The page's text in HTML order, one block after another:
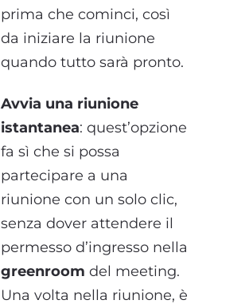
prima che cominci, così
da iniziare la riunione
quando tutto sarà pronto.
Avvia una riunione
istantanea: quest’opzione
fa sì che si possa
partecipare a una
riunione con un solo clic,
senza dover attendere il
permesso d’ingresso nella
greenroom del meeting.
Una volta nella riunione, è